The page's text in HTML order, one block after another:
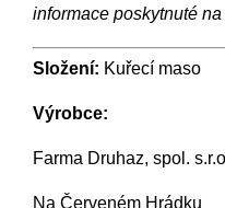
informace poskytnuté
Složení: Kuřecí maso
Výrobce:
Farma Druhaz, spol. s.r.o
Na Červeném Hrádku